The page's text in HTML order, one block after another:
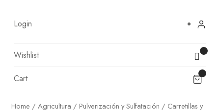
Login
Wishlist
Cart
Home / Agricultura / Pulverización y Sulfatación / Carretillas y